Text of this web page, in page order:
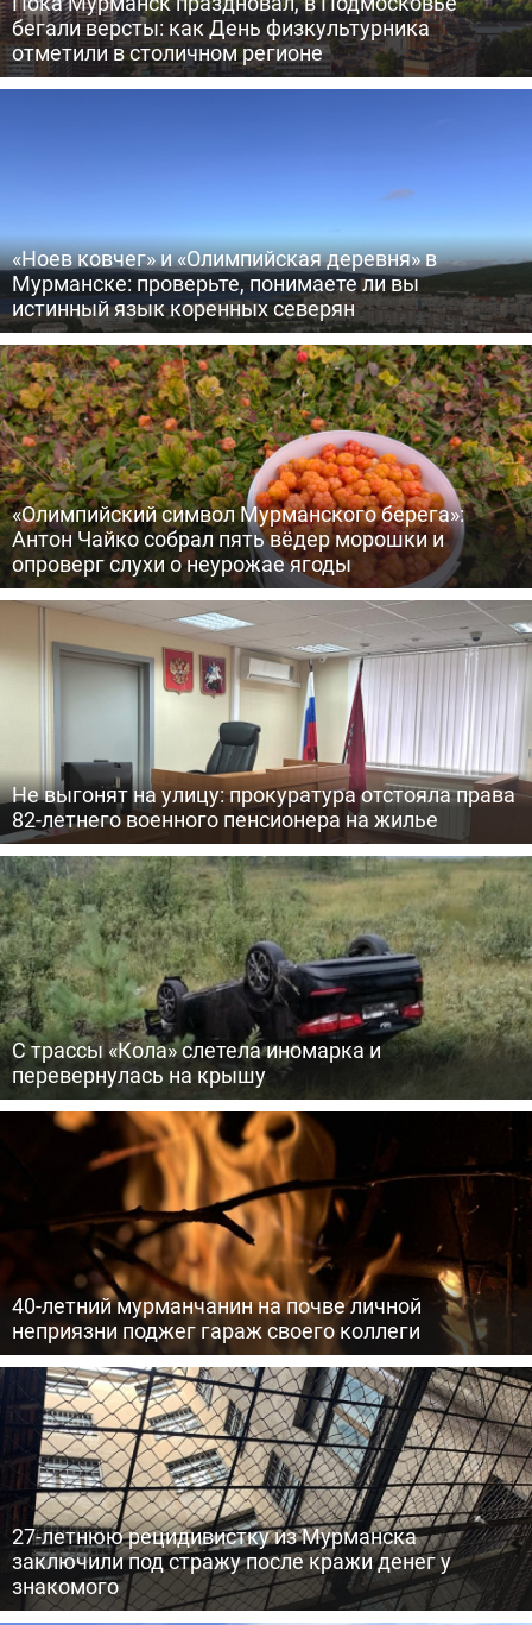
бегали версты: как День физкультурника
отметили в столичном регионе
«Ноев ковчег» и «Олимпийская деревня» в
Мурманске: проверьте, понимаете ли вы
истинный язык коренных северян
«Олимпийский символ Мурманского берега»:
Антон Чайко собрал пять вёдер морошки и
опроверг слухи о неурожае ягоды
Не выгонят на улицу: прокуратура отстояла права
82-летнего военного пенсионера на жилье
С трассы «Кола» слетела иномарка и
перевернулась на крышу
40-летний мурманчанин на почве личной
неприязни поджег гараж своего коллеги
27-летнюю рецидивистку из Мурманска
заключили под стражу после кражи денег у
знакомого